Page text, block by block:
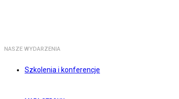
NASZE WYDARZENIA
Szkolenia i konferencje